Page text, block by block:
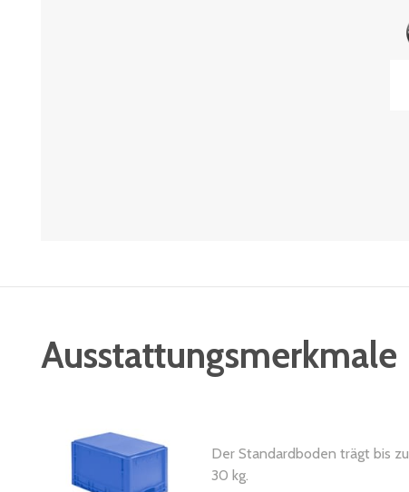
Ausstattungsmerkmale
Der Standardboden trägt bis zu
30 kg.